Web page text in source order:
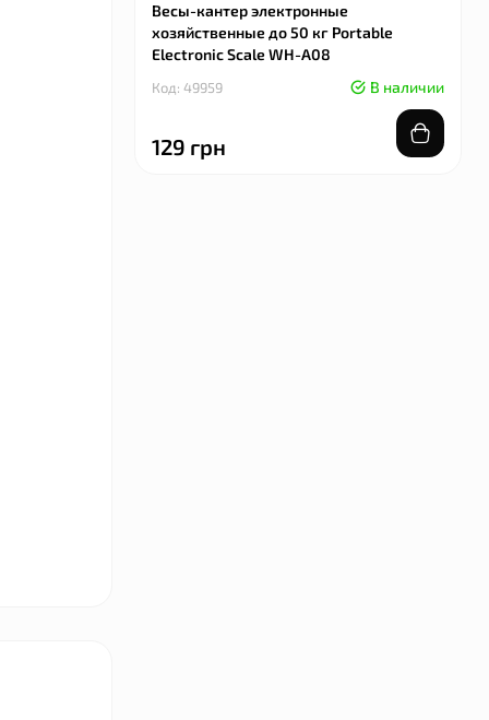
Весы-кантер электронные
хозяйственные до 50 кг Portable
Electronic Scale WH-A08
Код: 49959 В наличии
129 грн